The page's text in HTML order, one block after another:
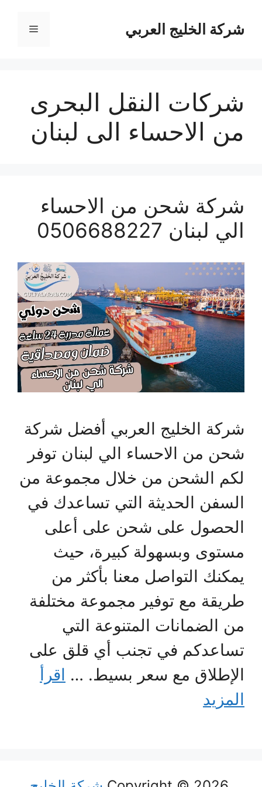
المحتوىشركة الخليج العربي القائمة
شركات النقل البحرى
من الاحساء الى لبنان
شركة شحن من الاحساء
الي لبنان 0506688227
شركة الخليج العربي أفضل شركة
شحن من الاحساء الي لبنان توفر
لكم الشحن من خلال مجموعة من
السفن الحديثة التي تساعدك في
الحصول على شحن على أعلى
مستوى وبسهولة كبيرة، حيث
يمكنك التواصل معنا بأكثر من
طريقة مع توفير مجموعة مختلفة
من الضمانات المتنوعة التي
تساعدكم في تجنب أي قلق على
الإطلاق مع سعر بسيط. … اقرأ
المزيد